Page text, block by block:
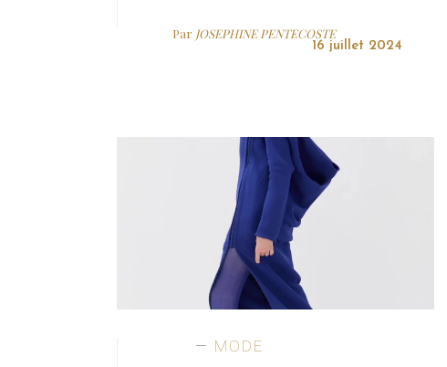
Par JOSEPHINE PENTECOSTE
16 juillet 2024
MODE